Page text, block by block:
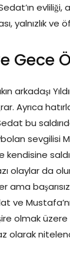
evliliği,
yalnızlık ve
Gece
arkadaşı
Ayrıca
bu
sevgilisi
olaylar da
ama
olmak üzere
olarak